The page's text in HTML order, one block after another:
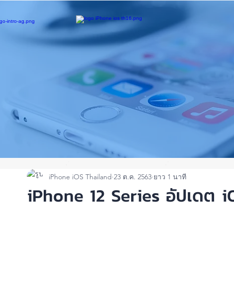
iPhone 12 Series อัปเดต
iPhone iOS Thailand 23 ต.ค. 2563 ยาว 1 นาที